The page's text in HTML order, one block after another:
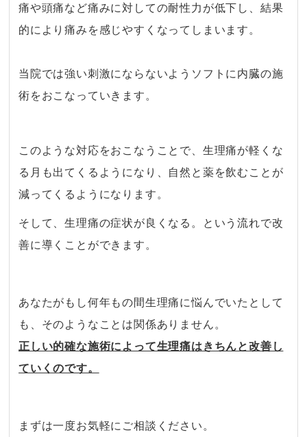
痛や頭痛など痛みに対しての耐性力が低下し、結果
的により痛みを感じやすくなってしまいます。
当院では強い刺激にならないようソフトに内臓の施
術をおこなっていきます。
このような対応をおこなうことで、生理痛が軽くな
る月も出てくるようになり、自然と薬を飲むことが
減ってくるようになります。
そして、生理痛の症状が良くなる。という流れで改
善に導くことができます。
あなたがもし何年もの間生理痛に悩んでいたとして
も、そのようなことは関係ありません。
正しい的確な施術によって生理痛はきちんと改善し
ていくのです。
まずは一度お気軽にご相談ください。